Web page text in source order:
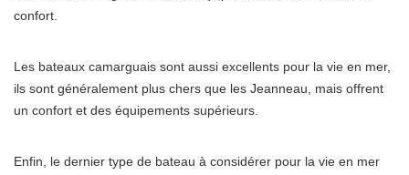
confort.
Les bateaux camarguais sont aussi excellents pour la vie en mer,
ils sont généralement plus chers que les Jeanneau, mais offrent
un confort et des équipements supérieurs.
Enfin, le dernier type de bateau à considérer pour la vie en mer